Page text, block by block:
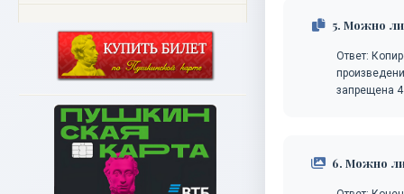
5. Можно
Ответ:
запрещена
6. Можно